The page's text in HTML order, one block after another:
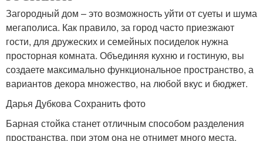
Загородный дом – это возможность уйти от суеты и шума
мегаполиса. Как правило, за город часто приезжают
гости, для дружеских и семейных посиделок нужна
просторная комната. Объединяя кухню и гостиную, вы
создаете максимально функциональное пространство, а
вариантов декора множество, на любой вкус и бюджет.
Дарья Дубкова Сохранить фото
Барная стойка станет отличным способом разделения
пространства, при этом она не отнимет много места.